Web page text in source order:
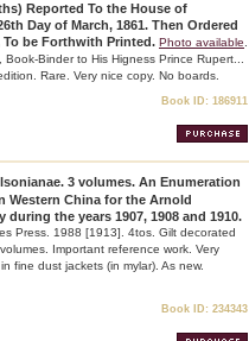
Reported To the House of
Day of March, 1861. Then Ordered
be Forthwith Printed. Photo available
Binder to His Higness Prince Rupert...
Rare. Very nice copy. No boards.
Book ID: 186911
3 volumes. An Enumeration
Western China for the Arnold
the years 1907, 1908 and 1910.
Press. 1988 [1913]. 4tos. Gilt decorated
Important reference work. Very
fine dust jackets (in mylar). As new.
Book ID: 234343